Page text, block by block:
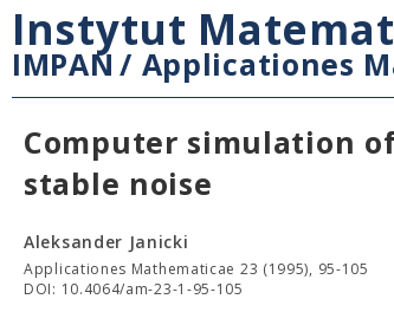
Instytut
IMPAN / Applicationes
Computer simulation
stable noise
Aleksander Janicki
Applicationes Mathematicae 23 (1995), 95-105
DOI: 10.4064/am-23-1-95-105